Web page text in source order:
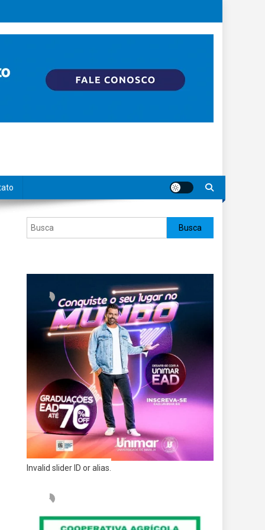
Pesquisar Busca
Invalid slider ID or alias.